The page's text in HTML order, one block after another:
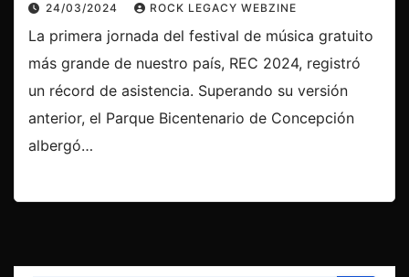
24/03/2024 ROCK LEGACY WEBZINE
La primera jornada del festival de música gratuito
más grande de nuestro país, REC 2024, registró
un récord de asistencia. Superando su versión
anterior, el Parque Bicentenario de Concepción
albergó…